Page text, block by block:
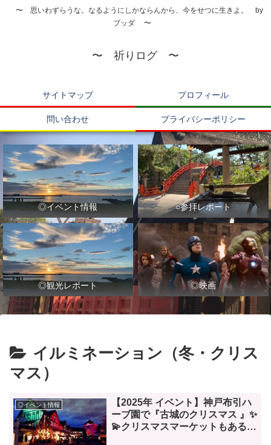
〜 思いわずらうな。なるようにしかならんから、今をせつに生きよ。 by
ブッダ 〜
〜 祈りログ 〜
サイトマップ プロフィール
問い合わせ プライバシーポリシー
◎イベント情報 ○参拝レポート
◎観光レポート ◎映画
イルミネーション（冬・クリス
マス）
◎イベント情報
【2025年 イベント】神戸布引ハ
ーブ園で『古城のクリスマス 』✨
💫クリスマスマーケットもあるよ